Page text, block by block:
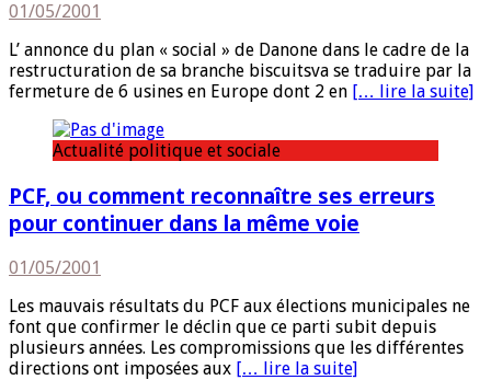
01/05/2001
L’ annonce du plan « social » de Danone dans le cadre de la
restructuration de sa branche biscuitsva se traduire par la
fermeture de 6 usines en Europe dont 2 en [… lire la suite]
Actualité politique et sociale
PCF, ou comment reconnaître ses erreurs
pour continuer dans la même voie
01/05/2001
Les mauvais résultats du PCF aux élections municipales ne
font que confirmer le déclin que ce parti subit depuis
plusieurs années. Les compromissions que les différentes
directions ont imposées aux [… lire la suite]